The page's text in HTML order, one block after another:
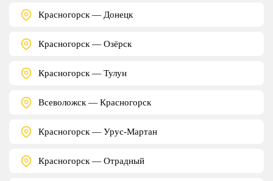
Красногорск — Донецк
Красногорск — Озёрск
Красногорск — Тулун
Всеволожск — Красногорск
Красногорск — Урус-Мартан
Красногорск — Отрадный